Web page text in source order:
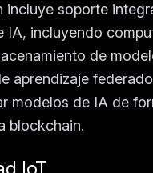
incluye soporte
IA, incluyendo
de
aprendizaje
modelos de IA de
blockchain.